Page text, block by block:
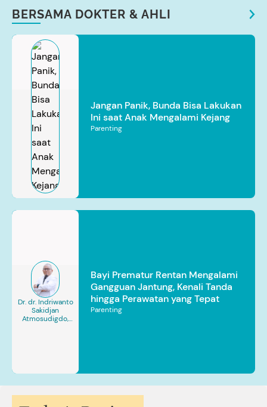
BERSAMA DOKTER & AHLI
Jangan Panik, Bunda Bisa Lakukan
Ini saat Anak Mengalami Kejang
Parenting
Dr. dr. Indriwanto
Sakidjan
Atmosudigdo,
Bayi Prematur Rentan Mengalami
Gangguan Jantung, Kenali Tanda
hingga Perawatan yang Tepat
Parenting